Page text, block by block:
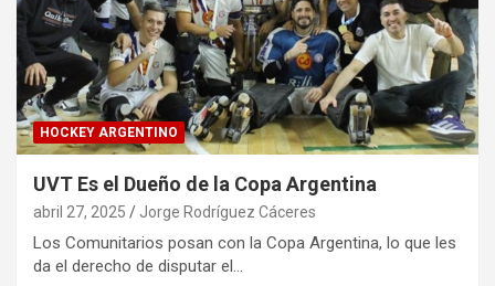
HOCKEY ARGENTINO
UVT Es el Dueño de la Copa Argentina
abril 27, 2025 Jorge Rodríguez Cáceres
Los Comunitarios posan con la Copa Argentina, lo que les
da el derecho de disputar el…